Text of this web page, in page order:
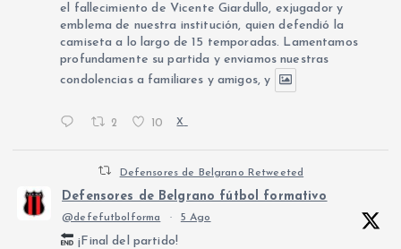
el fallecimiento de Vicente Giardullo, exjugador y
emblema de nuestra institución, quien defendió la
camiseta a lo largo de 15 temporadas. Lamentamos
profundamente su partida y enviamos nuestras
condolencias a familiares y amigos, y
2 10 X
Defensores de Belgrano Retweeted
Defensores de Belgrano fútbol formativo
@defefutbolforma · 5 Ago
¡Final del partido!